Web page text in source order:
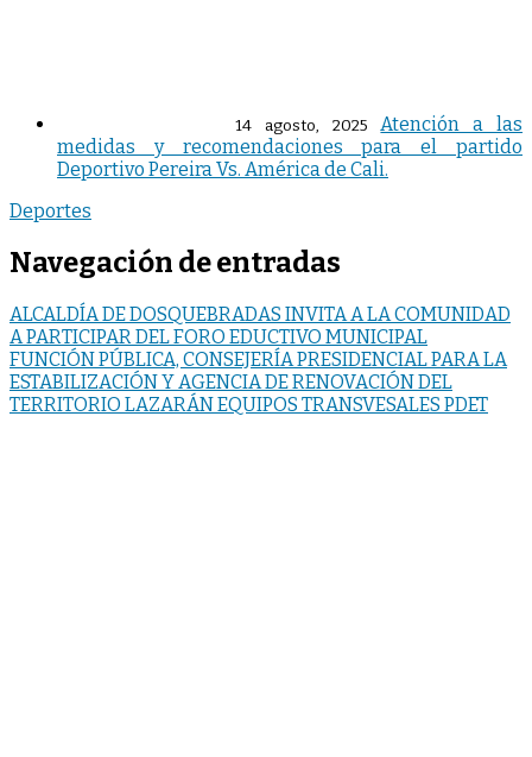
14 agosto, 2025
Atención a las
medidas y recomendaciones para el partido
Deportivo Pereira Vs. América de Cali.
Deportes
Navegación de entradas
ALCALDÍA DE DOSQUEBRADAS INVITA A LA COMUNIDAD
A PARTICIPAR DEL FORO EDUCTIVO MUNICIPAL
FUNCIÓN PÚBLICA, CONSEJERÍA PRESIDENCIAL PARA LA
ESTABILIZACIÓN Y AGENCIA DE RENOVACIÓN DEL
TERRITORIO LAZARÁN EQUIPOS TRANSVESALES PDET